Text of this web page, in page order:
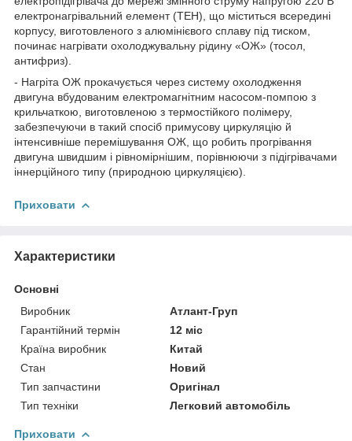
електронагрівальний елемент (ТЕН), що міститься всередині
корпусу, виготовленого з алюмінієвого сплаву під тиском,
починає нагрівати охолоджувальну рідину «ОЖ» (тосол,
антифриз).
- Нагріта ОЖ прокачується через систему охолодження
двигуна вбудованим електромагнітним насосом-помпою з
крильчаткою, виготовленою з термостійкого полімеру,
забезпечуючи в такий спосіб примусову циркуляцію й
інтенсивніше перемішування ОЖ, що робить прогрівання
двигуна швидшим і рівномірнішим, порівнюючи з підігрівачами
іннерційного типу (природною циркуляцією).
Приховати
Характеристики
Основні
Виробник
Атлант-Груп
Гарантійний термін
12 міс
Країна виробник
Китай
Стан
Новий
Тип запчастини
Оригінал
Тип техніки
Легковий автомобіль
Приховати